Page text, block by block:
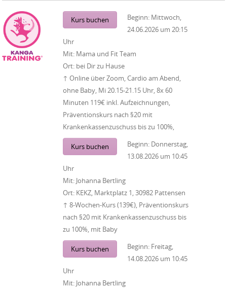
Kurs buchen Beginn: Mittwoch,
24.06.2026 um 20:15
Uhr
Mit: Mama und Fit Team
Ort: bei Dir zu Hause
↑ Online über Zoom, Cardio am Abend,
ohne Baby, Mi 20.15-21.15 Uhr, 8x 60
Minuten 119€ inkl. Aufzeichnungen,
Präventionskurs nach §20 mit
Krankenkassenzuschuss bis zu 100%,
Kurs buchen Beginn: Donnerstag,
13.08.2026 um 10:45
Uhr
Mit: Johanna Bertling
Ort: KEKZ, Marktplatz 1, 30982 Pattensen
↑ 8-Wochen-Kurs (139€), Präventionskurs
nach §20 mit Krankenkassenzuschuss bis
zu 100%, mit Baby
Kurs buchen Beginn: Freitag,
14.08.2026 um 10:45
Uhr
Mit: Johanna Bertling